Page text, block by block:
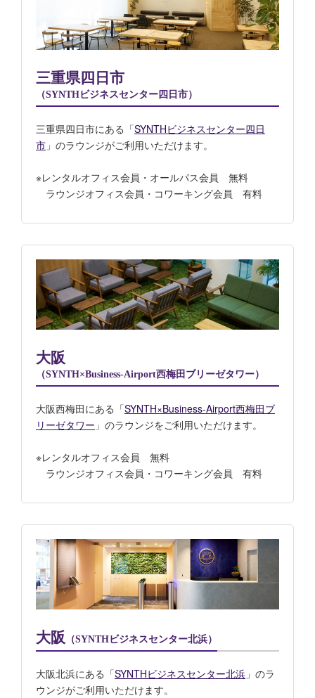
三重県四日市
（SYNTHビジネスセンター四日市）
三重県四日市にある「SYNTHビジネスセンター四日
市 」のラウンジがご利用いただけます。
※レンタルオフィス会員・オールパス会員 無料
ラウンジオフィス会員・コワーキング会員 有料
大阪
（SYNTH×Business-Airport西梅田ブリーゼタワー）
大阪西梅田にある「SYNTH×Business-Airport西梅田ブ
リーゼタワー 」のラウンジをご利用いただけます。
※レンタルオフィス会員 無料
ラウンジオフィス会員・コワーキング会員 有料
大阪 （SYNTHビジネスセンター北浜）
大阪北浜にある「SYNTHビジネスセンター北浜 」のラ
ウンジがご利用いただけます。